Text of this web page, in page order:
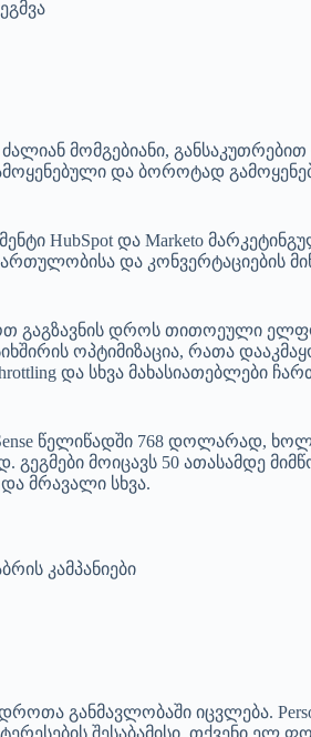
მომგებიანი,
და ბოროტად
HubSpot და Marketo
და კონვერტაციების
გაგზავნის დროს თითოეული
ოპტიმიზაცია, რათა
და სხვა მახასიათებლები
წელიწადში 768 დოლარად,
მოიცავს 50 ათასამდე
მრავალი სხვა.
კამპანიები
განმავლობაში იცვლება.
შესაბამისი, თქვენი